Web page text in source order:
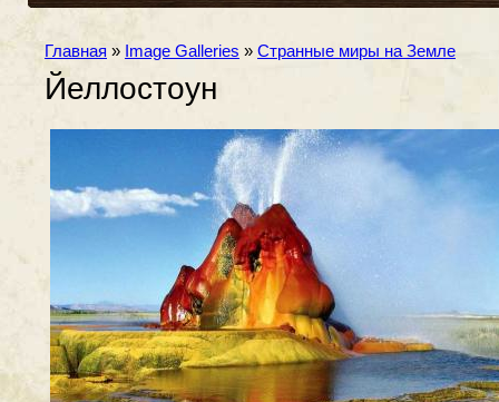
Главная » Image Galleries » Странные миры на Земле
Йеллостоун